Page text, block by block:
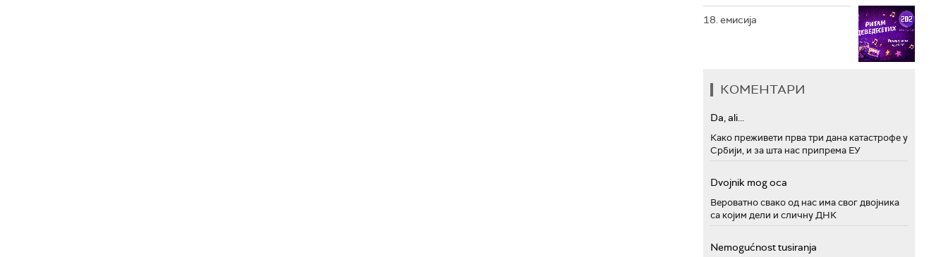
18. емисија
КОМЕНТАРИ
Da, ali...
Како преживети прва три дана катастрофе у
Србији, и за шта нас припрема ЕУ
Dvojnik mog oca
Вероватно свако од нас има свог двојника
са којим дели и сличну ДНК
Nemogućnost tusiranja